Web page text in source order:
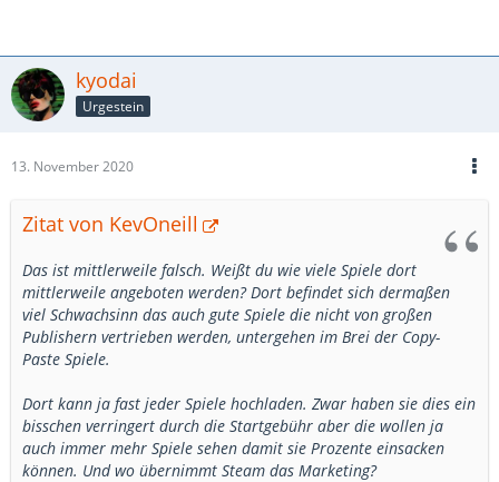
kyodai
Urgestein
13. November 2020
Zitat von KevOneill
Das ist mittlerweile falsch. Weißt du wie viele Spiele dort
mittlerweile angeboten werden? Dort befindet sich dermaßen
viel Schwachsinn das auch gute Spiele die nicht von großen
Publishern vertrieben werden, untergehen im Brei der Copy-
Paste Spiele.
Dort kann ja fast jeder Spiele hochladen. Zwar haben sie dies ein
bisschen verringert durch die Startgebühr aber die wollen ja
auch immer mehr Spiele sehen damit sie Prozente einsacken
können. Und wo übernimmt Steam das Marketing?